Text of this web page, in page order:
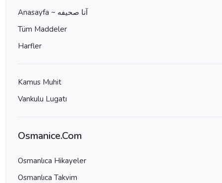
Anasayfa ~ آنا صحيفه
Tüm Maddeler
Harfler
Kamus Muhit
Vankulu Lugatı
Osmanice.Com
Osmanlıca Hikayeler
Osmanlıca Takvim